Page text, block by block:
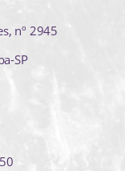
nº 2945
SP